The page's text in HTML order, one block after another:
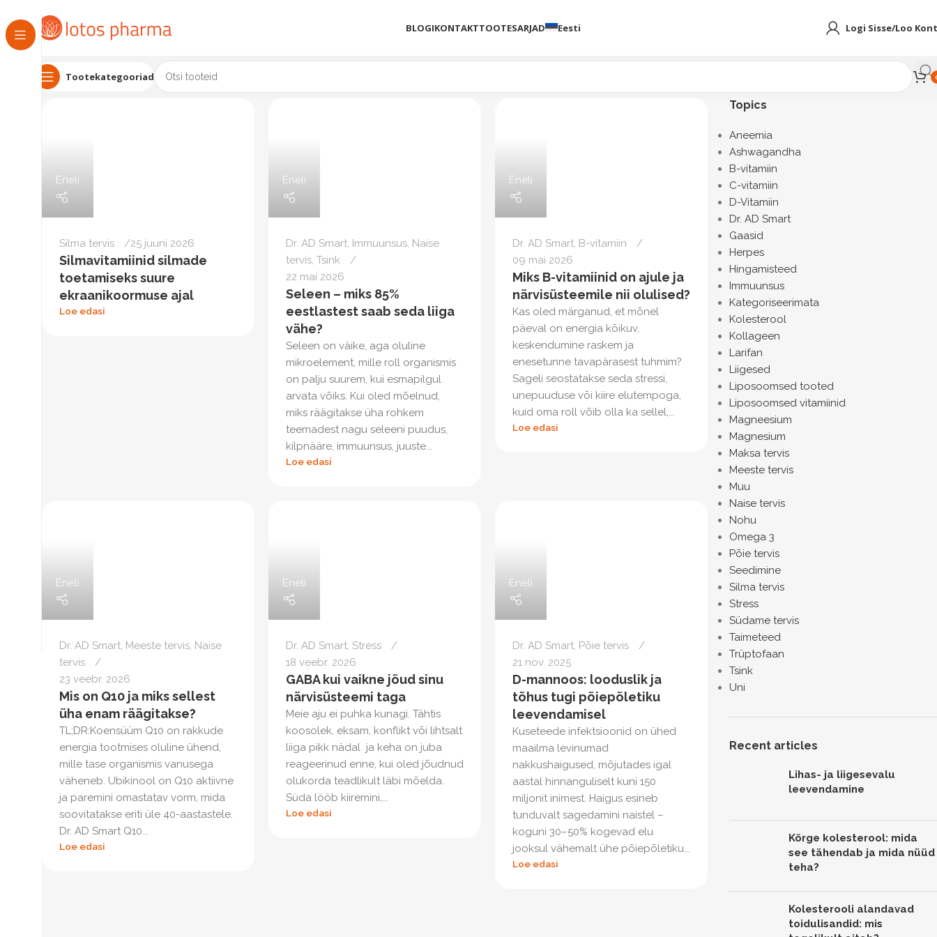
BLOGIKONTAKTTOOTESARJAD Eesti Logi Sisse/Loo
Tootekategooriad
Eneli
Silma tervis 25 juuni 2026
Silmavitamiinid silmade
toetamiseks suure
ekraanikoormuse ajal
Loe edasi
Eneli
Dr. AD Smart, Immuunsus, Naise
tervis,Tsink
22 mai 2026
Seleen – miks 85%
eestlastest saab seda liiga
vähe?
Seleen on väike, aga oluline
mikroelement, mille roll organismis
on palju suurem, kui esmapilgul
arvata võiks. Kui oled mõelnud,
miks räägitakse üha rohkem
teemadest nagu seleeni puudus,
kilpnääre, immuunsus, juuste...
Loe edasi
Eneli
Dr. AD Smart, B-vitamiin
09 mai 2026
Miks B-vitamiinid on ajule ja
närvisüsteemile nii olulised?
Kas oled märganud, et mõnel
päeval on energia kõikuv,
keskendumine raskem ja
enesetunne tavapärasest tuhmim?
Sageli seostatakse seda stressi,
unepuuduse või kiire elutempoga,
kuid oma roll võib olla ka sellel,...
Loe edasi
Eneli
Dr. AD Smart, Meeste tervis, Naise
tervis
23 veebr. 2026
Mis on Q10 ja miks sellest
üha enam räägitakse?
TL;DR:Koensüüm Q10 on rakkude
energia tootmises oluline ühend,
mille tase organismis vanusega
väheneb. Ubikinool on Q10 aktiivne
ja paremini omastatav vorm, mida
soovitatakse eriti üle 40-aastastele.
Dr. AD Smart Q10...
Loe edasi
Eneli
Dr. AD Smart, Stress
18 veebr. 2026
GABA kui vaikne jõud sinu
närvisüsteemi taga
Meie aju ei puhka kunagi. Tähtis
koosolek, eksam, konflikt või lihtsalt
liiga pikk nädal ja keha on juba
reageerinud enne, kui oled jõudnud
olukorda teadlikult läbi mõelda.
Süda lööb kiiremini,...
Loe edasi
Eneli
Dr. AD Smart, Põie tervis
21 nov. 2025
D-mannoos: looduslik ja
tõhus tugi põiepõletiku
leevendamisel
Kuseteede infektsioonid on ühed
maailma levinumad
nakkushaigused, mõjutades igal
aastal hinnanguliselt kuni 150
miljonit inimest. Haigus esineb
tunduvalt sagedamini naistel –
koguni 30–50% kogevad elu
jooksul vähemalt ühe põiepõletiku...
Loe edasi
Topics
Aneemia
Ashwagandha
B-vitamiin
C-vitamiin
D-Vitamiin
Dr. AD Smart
Gaasid
Herpes
Hingamisteed
Immuunsus
Kategoriseerimata
Kolesterool
Kollageen
Larifan
Liigesed
Liposoomsed tooted
Liposoomsed vitamiinid
Magneesium
Magnesium
Maksa tervis
Meeste tervis
Muu
Naise tervis
Nohu
Omega 3
Põie tervis
Seedimine
Silma tervis
Stress
Südame tervis
Taimeteed
Trüptofaan
Tsink
Uni
Recent articles
Lihas- ja liigesevalu
leevendamine
Kõrge kolesterool: mida
see tähendab ja mida nüüd
teha?
Kolesterooli alandavad
toidulisandid: mis